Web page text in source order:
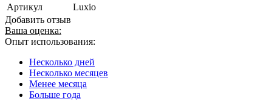
Артикул
Luxio
Добавить отзыв
Ваша оценка:
Опыт использования:
Несколько дней
Несколько месяцев
Менее месяца
Больше года